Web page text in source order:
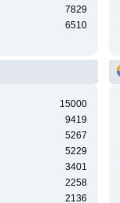
7829
6510
15000
9419
5267
5229
3401
2258
2136